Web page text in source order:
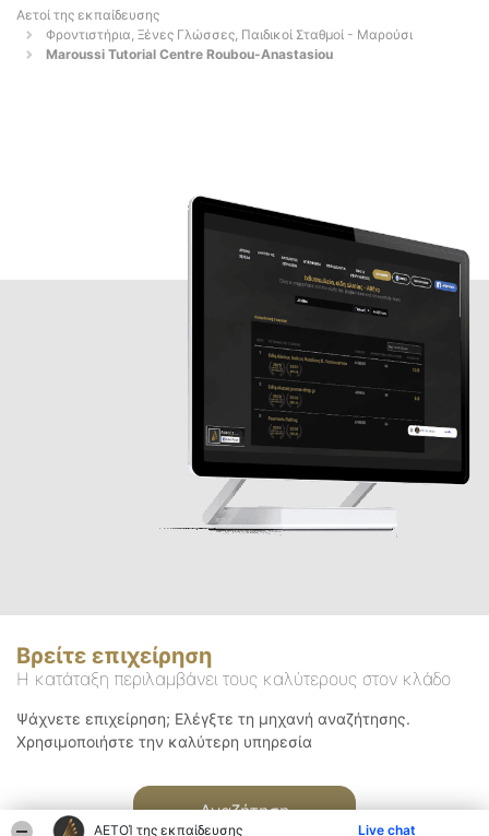
ΑΕΤΟΊ της εκπαίδευσης Live chat
Αετοί της εκπαίδευσης
Φροντιστήρια, Ξένες Γλώσσες, Παιδικοί Σταθμοί - Μαρούσι
Maroussi Tutorial Centre Roubou-Anastasiou
Βρείτε επιχείρηση
Η κατάταξη περιλαμβάνει τους καλύτερους στον κλάδο
Ψάχνετε επιχείρηση; Ελέγξτε τη μηχανή αναζήτησης.
Χρησιμοποιήστε την καλύτερη υπηρεσία
Αναζήτηση